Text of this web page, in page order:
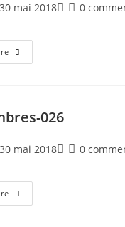
30 mai 2018 0
026
30 mai 2018 0